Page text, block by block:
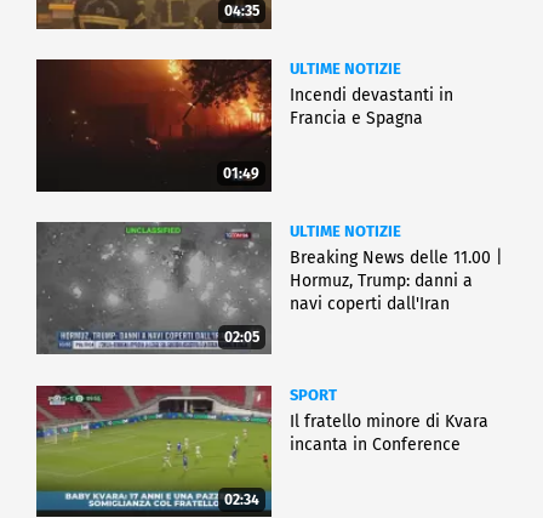
04:35
01:49
ULTIME NOTIZIE
Incendi devastanti in
Francia e Spagna
02:05
ULTIME NOTIZIE
Breaking News delle 11.00 |
Hormuz, Trump: danni a
navi coperti dall'Iran
02:34
SPORT
Il fratello minore di Kvara
incanta in Conference